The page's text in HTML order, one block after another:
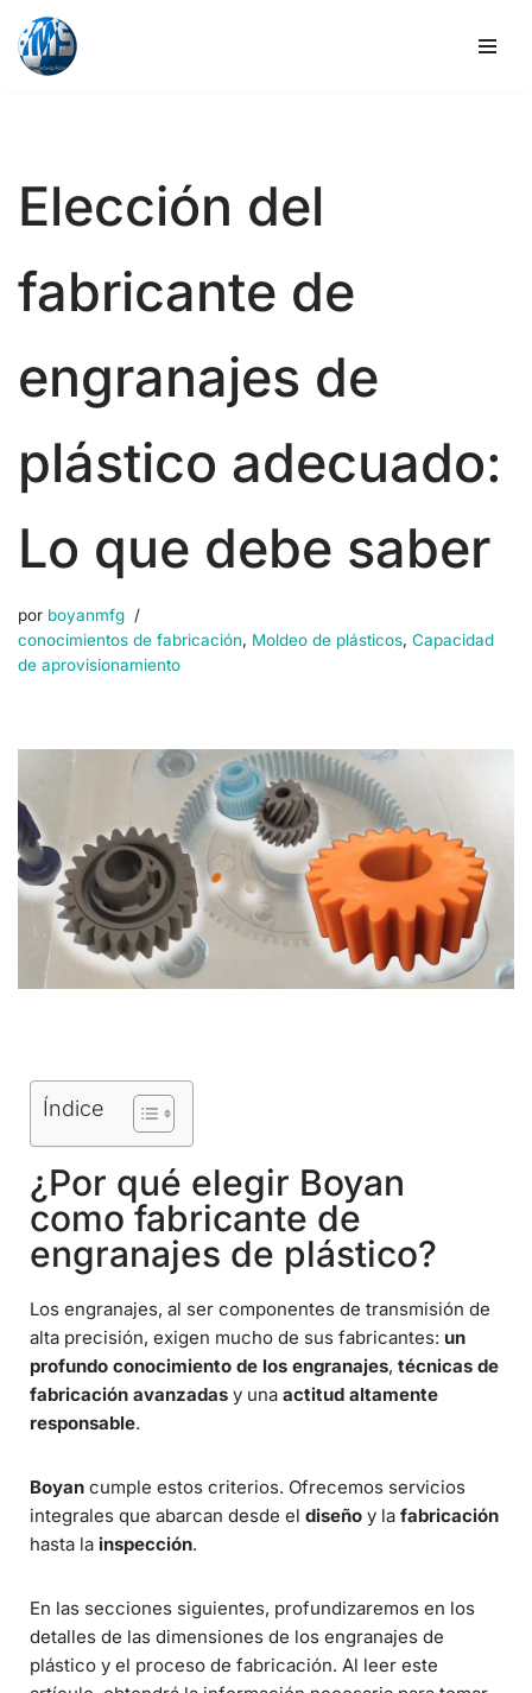
Ir
Elección del
fabricante de
engranajes de
plástico adecuado:
Lo que debe saber
por boyanmfg
conocimientos de fabricación, Moldeo de plásticos, Capacidad
de aprovisionamiento
Índice
¿Por qué elegir Boyan
como fabricante de
engranajes de plástico?
Los engranajes, al ser componentes de transmisión de
alta precisión, exigen mucho de sus fabricantes: un
profundo conocimiento de los engranajes, técnicas de
fabricación avanzadas y una actitud altamente
responsable.
Boyan cumple estos criterios. Ofrecemos servicios
integrales que abarcan desde el diseño y la fabricación
hasta la inspección.
En las secciones siguientes, profundizaremos en los
detalles de las dimensiones de los engranajes de
plástico y el proceso de fabricación. Al leer este